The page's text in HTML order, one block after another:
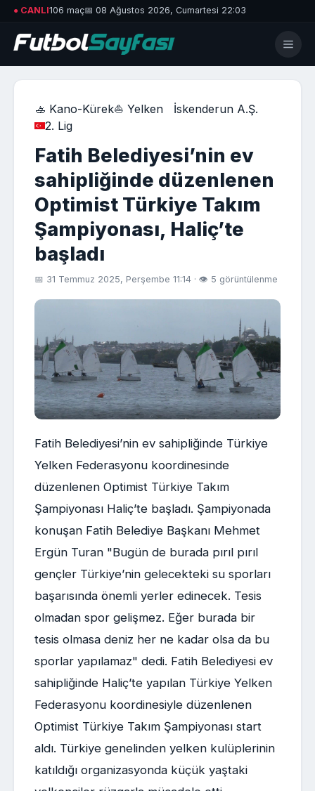
● CANLI106 maç📅 08 Ağustos 2026, Cumartesi 22:03
🚣 Kano-Kürek⛵ Yelken
İskenderun A.Ş.
2. Lig
Fatih Belediyesi’nin ev
sahipliğinde düzenlenen
Optimist Türkiye Takım
Şampiyonası, Haliç’te
başladı
📅 31 Temmuz 2025, Perşembe 11:14 · 👁 5 görüntülenme
Fatih Belediyesi’nin ev sahipliğinde Türkiye
Yelken Federasyonu koordinesinde
düzenlenen Optimist Türkiye Takım
Şampiyonası Haliç’te başladı. Şampiyonada
konuşan Fatih Belediye Başkanı Mehmet
Ergün Turan "Bugün de burada pırıl pırıl
gençler Türkiye’nin gelecekteki su sporları
başarısında önemli yerler edinecek. Tesis
olmadan spor gelişmez. Eğer burada bir
tesis olmasa deniz her ne kadar olsa da bu
sporlar yapılamaz" dedi. Fatih Belediyesi ev
sahipliğinde Haliç’te yapılan Türkiye Yelken
Federasyonu koordinesiyle düzenlenen
Optimist Türkiye Takım Şampiyonası start
aldı. Türkiye genelinden yelken kulüplerinin
katıldığı organizasyonda küçük yaştaki